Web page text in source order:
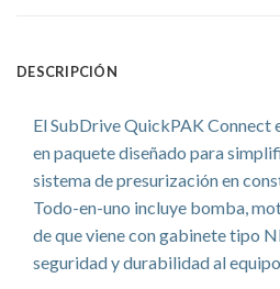
DESCRIPCIÓN
El SubDrive QuickPAK Connect
en paquete diseñado para
sistema de presurización en
Todo-en-uno incluye bomba,
de que viene con gabinete tipo
seguridad y durabilidad al equipo.